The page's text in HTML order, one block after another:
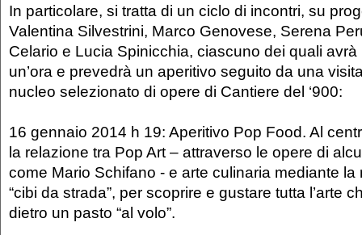
In particolare, si tratta di un ciclo di incontri, su
Valentina Silvestrini, Marco Genovese, Serena
Celario e Lucia Spinicchia, ciascuno dei quali
un’ora e prevedrà un aperitivo seguito da una
nucleo selezionato di opere di Cantiere del ‘900:
16 gennaio 2014 h 19: Aperitivo Pop Food. Al
la relazione tra Pop Art – attraverso le opere di
come Mario Schifano - e arte culinaria mediante la
“cibi da strada”, per scoprire e gustare tutta l’arte
dietro un pasto “al volo”.